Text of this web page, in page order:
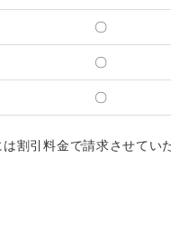
〇
〇
〇
割引料金で請求させてい